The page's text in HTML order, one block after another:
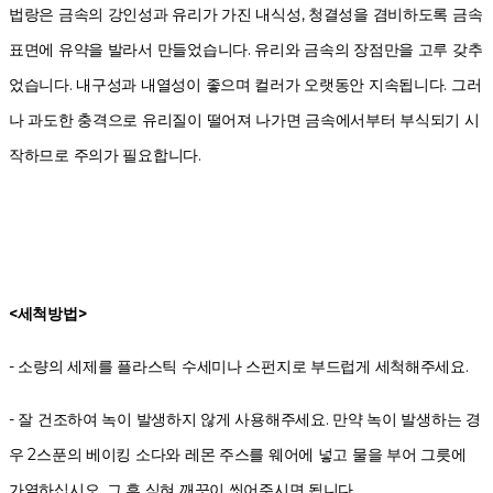
법랑은 금속의 강인성과 유리가 가진 내식성, 청결성을 겸비하도록 금속
표면에 유약을 발라서 만들었습니다. 유리와 금속의 장점만을 고루 갖추
었습니다. 내구성과 내열성이 좋으며 컬러가 오랫동안 지속됩니다. 그러
나 과도한 충격으로 유리질이 떨어져 나가면 금속에서부터 부식되기 시
작하므로 주의가 필요합니다.
<세척방법>
- 소량의 세제를 플라스틱 수세미나 스펀지로 부드럽게 세척해주세요.
- 잘 건조하여 녹이 발생하지 않게 사용해주세요. 만약 녹이 발생하는 경
우 2스푼의 베이킹 소다와 레몬 주스를 웨어에 넣고 물을 부어 그릇에